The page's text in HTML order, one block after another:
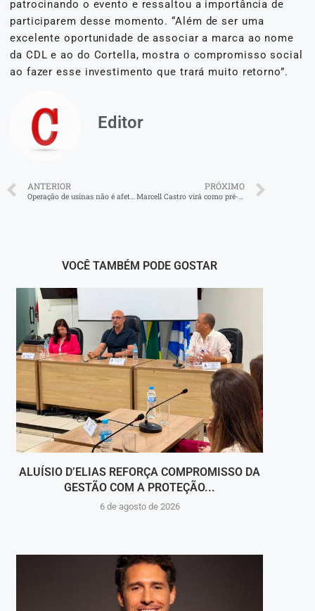
patrocinando o evento e ressaltou a importância de
participarem desse momento. “Além de ser uma
excelente oportunidade de associar a marca ao nome
da CDL e ao do Cortella, mostra o compromisso social
ao fazer esse investimento que trará muito retorno”.
Editor
ANTERIOR
Operação de usinas não é afetada durante apagão de 16 estados
PRÓXIMO
Marcell Castro virá como pré-candidato rumo à Alerj
VOCÊ TAMBÉM PODE GOSTAR
ALUÍSIO D’ELIAS REFORÇA COMPROMISSO DA
GESTÃO COM A PROTEÇÃO...
6 de agosto de 2026